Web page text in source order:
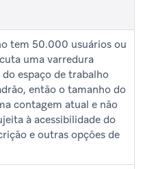
tem 50.000 usuários ou
uma varredura
espaço de trabalho
então o tamanho do
contagem atual e não
à acessibilidade do
e outras opções de